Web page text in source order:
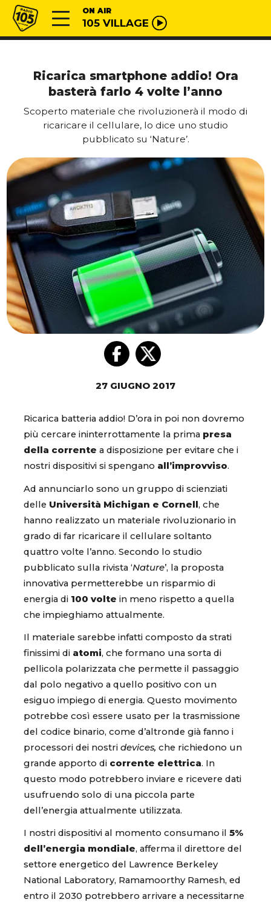
Vai al contenuto
Radio 105 ON AIR
105 VILLAGE
Ricarica smartphone addio! Ora
basterà farlo 4 volte l’anno
Scoperto materiale che rivoluzionerà il modo di
ricaricare il cellulare, lo dice uno studio
pubblicato su ‘Nature’.
27 GIUGNO 2017
Ricarica batteria addio! D’ora in poi non dovremo
più cercare ininterrottamente la prima presa
della corrente a disposizione per evitare che i
nostri dispositivi si spengano all’improvviso.
Ad annunciarlo sono un gruppo di scienziati
delle Università Michigan e Cornell, che
hanno realizzato un materiale rivoluzionario in
grado di far ricaricare il cellulare soltanto
quattro volte l’anno. Secondo lo studio
pubblicato sulla rivista ‘Nature’, la proposta
innovativa permetterebbe un risparmio di
energia di 100 volte in meno rispetto a quella
che impieghiamo attualmente.
Il materiale sarebbe infatti composto da strati
finissimi di atomi, che formano una sorta di
pellicola polarizzata che permette il passaggio
dal polo negativo a quello positivo con un
esiguo impiego di energia. Questo movimento
potrebbe così essere usato per la trasmissione
del codice binario, come d’altronde già fanno i
processori dei nostri devices, che richiedono un
grande apporto di corrente elettrica. In
questo modo potrebbero inviare e ricevere dati
usufruendo solo di una piccola parte
dell’energia attualmente utilizzata.
I nostri dispositivi al momento consumano il 5%
dell’energia mondiale, afferma il direttore del
settore energetico del Lawrence Berkeley
National Laboratory, Ramamoorthy Ramesh, ed
entro il 2030 potrebbero arrivare a necessitarne